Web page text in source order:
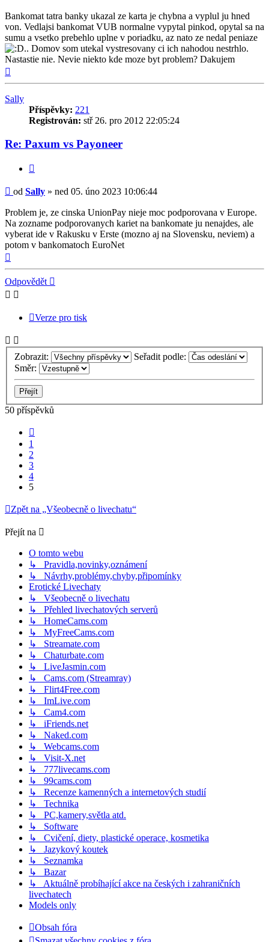
Bankomat tatra banky ukazal ze karta je chybna a vyplul ju hned
von. Vedlajsi bankomat VUB normalne vypytal pinkod, opytal sa na
sumu a vsetko prebehlo uplne v poriadku, az nato ze nedal peniaze
.. Domov som utekal vystresovany ci ich nahodou nestrhlo.
Nastastie nie. Nevie niekto kde moze byt problem? Dakujem
Sally
Příspěvky: 221
Registrován: stř 26. pro 2012 22:05:24
Re: Paxum vs Payoneer
Příspěvek
od Sally » ned 05. úno 2023 10:06:44
Problem je, ze cinska UnionPay nieje moc podporovana v Europe.
Na zozname podporovanych kariet na bankomate ju nenajdes, ale
vyberat ide v Rakusku v Erste (mozno aj na Slovensku, neviem) a
potom v bankomatoch EuroNet
Odpovědět
Verze pro tisk
Zobrazit:
Seřadit podle:
Směr:
50 příspěvků
1
2
3
4
5
Zpět na „Všeobecně o livechatu“
Přejít na
O tomto webu
↳ Pravidla,novinky,oznámení
↳ Návrhy,problémy,chyby,připomínky
Erotické Livechaty
↳ Všeobecně o livechatu
↳ Přehled livechatových serverů
↳ HomeCams.com
↳ MyFreeCams.com
↳ Streamate.com
↳ Chaturbate.com
↳ LiveJasmin.com
↳ Cams.com (Streamray)
↳ Flirt4Free.com
↳ ImLive.com
↳ Cam4.com
↳ iFriends.net
↳ Naked.com
↳ Webcams.com
↳ Visit-X.net
↳ 777livecams.com
↳ 99cams.com
↳ Recenze kamenných a internetových studií
↳ Technika
↳ PC,kamery,světla atd.
↳ Software
↳ Cvičení, diety, plastické operace, kosmetika
↳ Jazykový koutek
↳ Seznamka
↳ Bazar
↳ Aktuálně probíhající akce na českých i zahraničních
livechatech
Models only
Obsah fóra